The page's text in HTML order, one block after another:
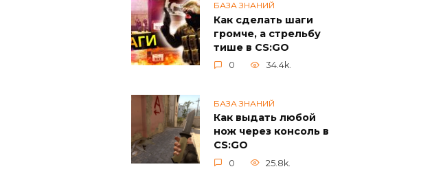
БАЗА ЗНАНИЙ
Как сделать шаги
громче, а стрельбу
тише в CS:GO
0 34.4k.
БАЗА ЗНАНИЙ
Как выдать любой
нож через консоль в
CS:GO
0 25.8k.